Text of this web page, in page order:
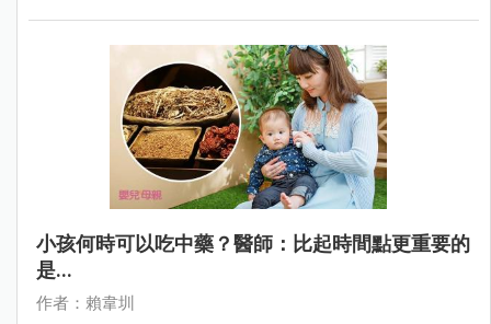
小孩何時可以吃中藥？醫師：比起時間點更重要的
是...
作者：賴韋圳